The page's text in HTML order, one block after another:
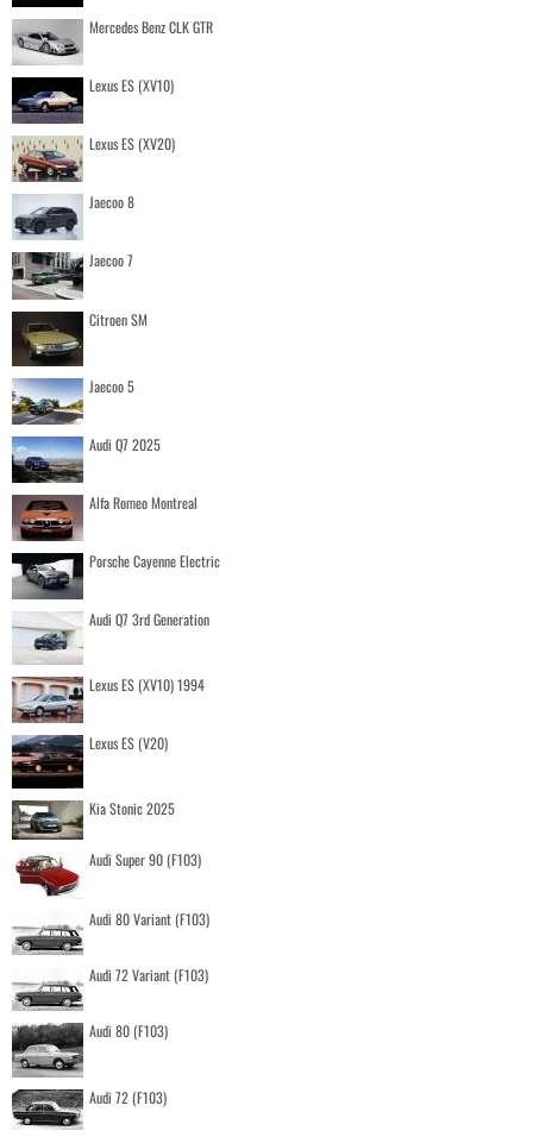
Mercedes Benz CLK GTR
Lexus ES (XV10)
Lexus ES (XV20)
Jaecoo 8
Jaecoo 7
Citroen SM
Jaecoo 5
Audi Q7 2025
Alfa Romeo Montreal
Porsche Cayenne Electric
Audi Q7 3rd Generation
Lexus ES (XV10) 1994
Lexus ES (V20)
Kia Stonic 2025
Audi Super 90 (F103)
Audi 80 Variant (F103)
Audi 72 Variant (F103)
Audi 80 (F103)
Audi 72 (F103)